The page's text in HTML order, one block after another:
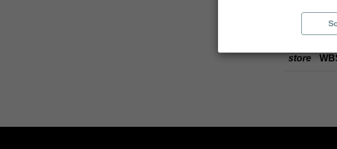
store
store